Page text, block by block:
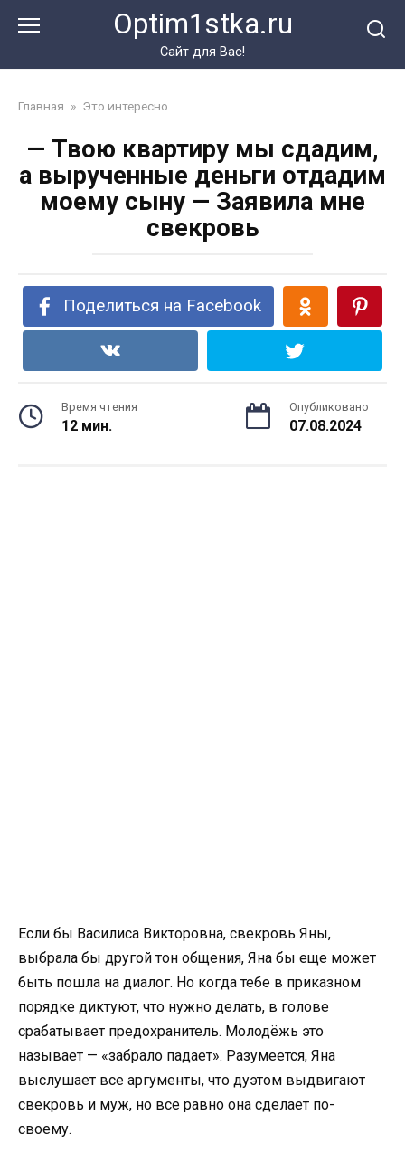
Optim1stka.ru
Сайт для Вас!
Главная » Это интересно
— Твою квартиру мы сдадим,
а вырученные деньги отдадим
моему сыну — Заявила мне
свекровь
Поделиться на Facebook
Время чтения
12 мин.
Опубликовано
07.08.2024
Если бы Василиса Викторовна, свекровь Яны,
выбрала бы другой тон общения, Яна бы еще может
быть пошла на диалог. Но когда тебе в приказном
порядке диктуют, что нужно делать, в голове
срабатывает предохранитель. Молодёжь это
называет — «забрало падает». Разумеется, Яна
выслушает все аргументы, что дуэтом выдвигают
свекровь и муж, но все равно она сделает по-
своему.